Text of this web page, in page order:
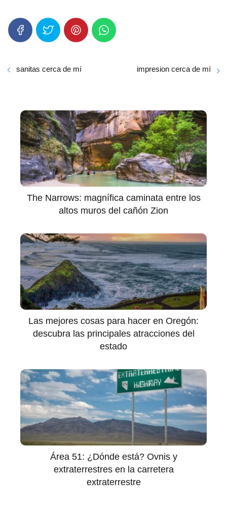
sanitas cerca de mí impresion cerca de mí
The Narrows: magnífica caminata entre los
altos muros del cañón Zion
Las mejores cosas para hacer en Oregón:
descubra las principales atracciones del
estado
Área 51: ¿Dónde está? Ovnis y
extraterrestres en la carretera
extraterrestre